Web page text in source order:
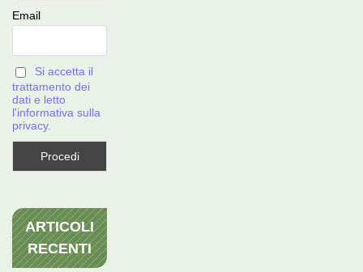
Email
Si accetta il
trattamento dei
dati e letto
l'informativa sulla
privacy.
ARTICOLI
RECENTI